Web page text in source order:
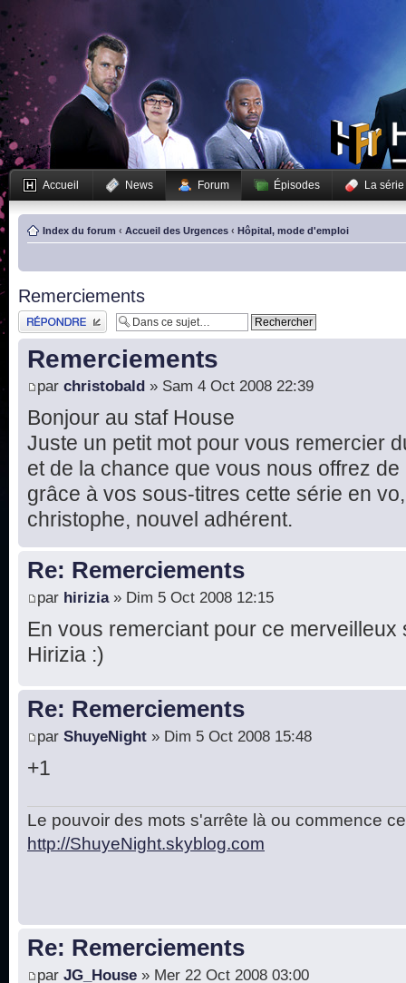
Accueil News Forum Épisodes La série
Index du forum ‹ Accueil des Urgences ‹ Hôpital, mode d'emploi
Remerciements
Publier une réponse
Remerciements
par christobald » Sam 4 Oct 2008 22:39
Bonjour au staf House
Juste un petit mot pour vous remercier
et de la chance que vous nous offrez
grâce à vos sous-titres cette série en
christophe, nouvel adhérent.
Re: Remerciements
par hirizia» Dim 5 Oct 2008 12:15
En vous remerciant pour ce merveilleux
Hirizia :)
Re: Remerciements
par ShuyeNight » Dim 5 Oct 2008 15:48
+1
Le pouvoir des mots s'arrête là ou commence
http://ShuyeNight.skyblog.com
Re: Remerciements
par JG_House » Mer 22 Oct 2008 03:00